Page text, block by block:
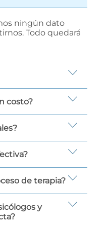
ningún dato
Todo quedará
costo?
de terapia?
y